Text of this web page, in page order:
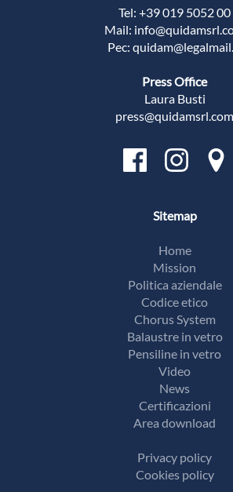
Tel: +39 019 5052 00
Mail:
Pec:
Press Office
Laura Busti
press@quidamsrl.com
Sitemap
Home
Mission
Politica aziendale
Codice etico
Chorus System
Balaustre in vetro
Pensiline in vetro
Video
News
Certificazioni
Area download
Privacy policy
Cookies policy